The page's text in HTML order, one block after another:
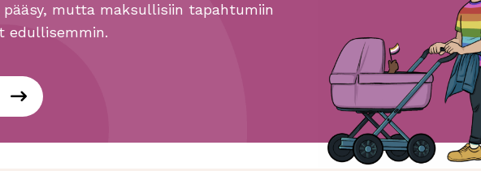
mutta maksullisiin tapahtumiin
edullisemmin.